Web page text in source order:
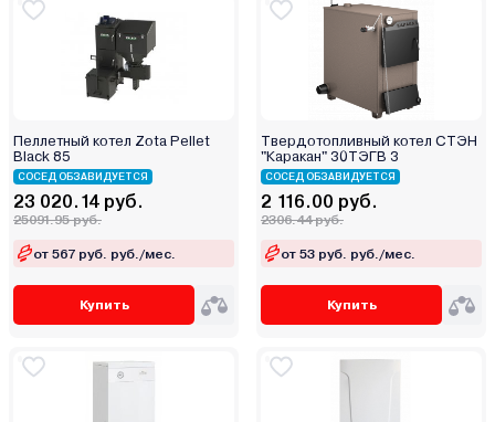
Пеллетный котел Zota Pellet
Black 85
СОСЕД ОБЗАВИДУЕТСЯ
23 020.14 руб.
25091.95 руб.
от 567 руб. руб./мес.
Купить
Твердотопливный котел СТЭН
"Каракан" 30ТЭГВ 3
СОСЕД ОБЗАВИДУЕТСЯ
2 116.00 руб.
2306.44 руб.
от 53 руб. руб./мес.
Купить